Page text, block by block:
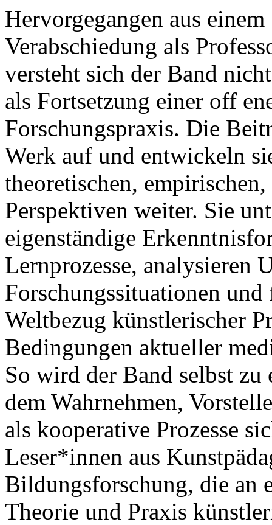
Hervorgegangen aus
Verabschiedung als
versteht sich der Band
als Fortsetzung einer off
Forschungspraxis. Die
Werk auf und entwickeln
theoretischen,
Perspektiven weiter. Sie
eigenständige
Lernprozesse, analysieren
Forschungssituationen
Weltbezug künstlerischer
Bedingungen aktueller
So wird der Band selbst
dem Wahrnehmen,
als kooperative Prozesse
Leser*innen aus
Bildungsforschung, die an
Theorie und Praxis